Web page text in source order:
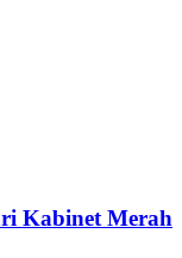
Kabinet Merah